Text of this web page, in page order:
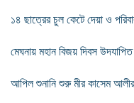
১৪ ছাত্রের চুল কেটে দেয়া ও
মেঘনায় মহান বিজয় দিবস উদযাপিত
আপিল শুনানি শুরু মীর কাসেম আলীর